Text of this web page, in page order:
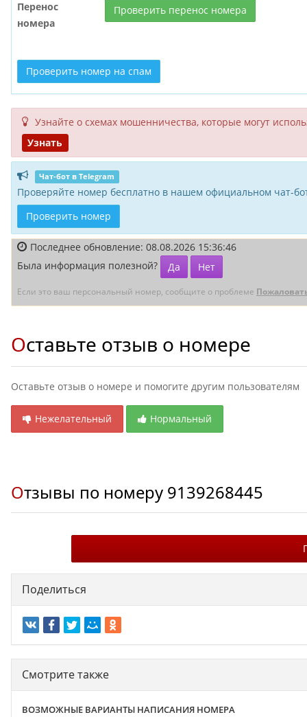
Перенос
номера
Проверить перенос номера
Проверить номер на спам
Узнайте о схемах мошенни­чества, кото­рые могут
Узнать
Чат-бот в Telegram
Проверяйте номер бесплатно в нашем официальном чат-
Проверить номер
Последнее обновление: 08.08.2026 15:36:46
Была информация полезной?
Да Нет
Если это ваш персональный номер, сообщите о проблеме
Оставьте отзыв о номере
Оставьте отзыв о номере и помогите другим пользователям
Нежелательный Нормальный
Отзывы по номеру 9139268445
Поделиться
Смотрите также
ВОЗМОЖНЫЕ ВАРИАНТЫ НАПИСАНИЯ НОМЕРА